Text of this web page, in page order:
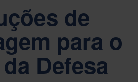
de
para o
Defesa